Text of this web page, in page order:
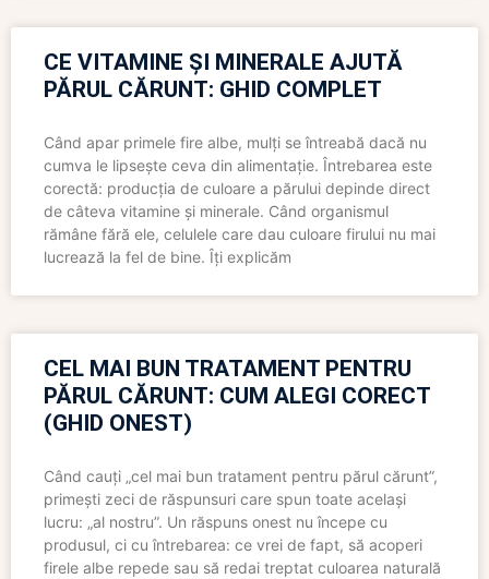
CE VITAMINE ȘI MINERALE AJUTĂ
PĂRUL CĂRUNT: GHID COMPLET
Când apar primele fire albe, mulți se întreabă dacă nu
cumva le lipsește ceva din alimentație. Întrebarea este
corectă: producția de culoare a părului depinde direct
de câteva vitamine și minerale. Când organismul
rămâne fără ele, celulele care dau culoare firului nu mai
lucrează la fel de bine. Îți explicăm
CEL MAI BUN TRATAMENT PENTRU
PĂRUL CĂRUNT: CUM ALEGI CORECT
(GHID ONEST)
Când cauți „cel mai bun tratament pentru părul cărunt”,
primești zeci de răspunsuri care spun toate același
lucru: „al nostru”. Un răspuns onest nu începe cu
produsul, ci cu întrebarea: ce vrei de fapt, să acoperi
firele albe repede sau să redai treptat culoarea naturală